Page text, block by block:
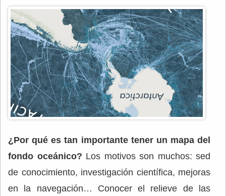
¿Por qué es tan importante tener un mapa del
fondo oceánico? Los motivos son muchos: sed
de conocimiento, investigación científica, mejoras
en la navegación… Conocer el relieve de las